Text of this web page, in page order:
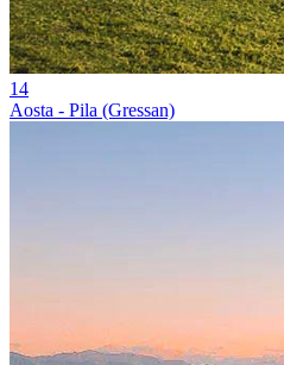
14
Aosta - Pila (Gressan)